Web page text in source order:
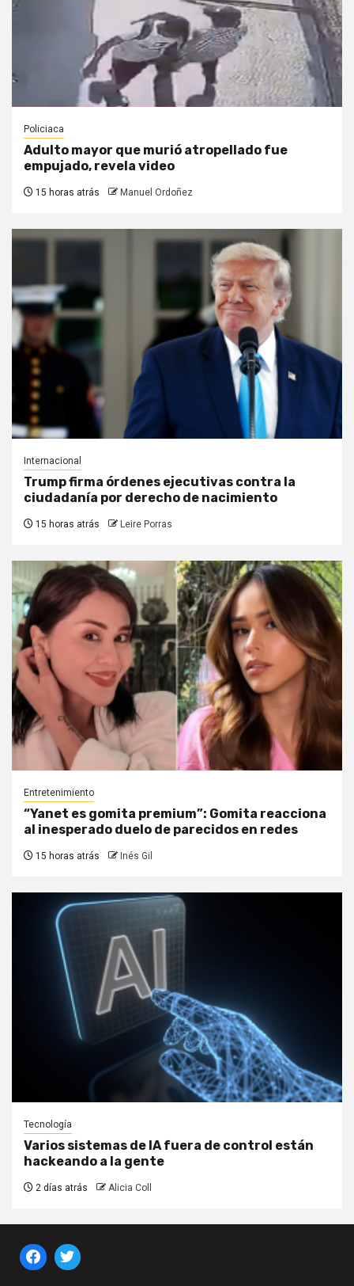
Policiaca
Adulto mayor que murió atropellado fue
empujado, revela video
15 horas atrás Manuel Ordoñez
Internacional
Trump firma órdenes ejecutivas contra la
ciudadanía por derecho de nacimiento
15 horas atrás Leire Porras
Entretenimiento
“Yanet es gomita premium”: Gomita reacciona
al inesperado duelo de parecidos en redes
15 horas atrás Inés Gil
Tecnología
Varios sistemas de IA fuera de control están
hackeando a la gente
2 días atrás Alicia Coll